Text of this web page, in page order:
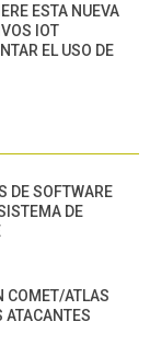
ESTA NUEVA
IOT
EL USO DE
DE SOFTWARE
DE
COMET/ATLAS
ATACANTES